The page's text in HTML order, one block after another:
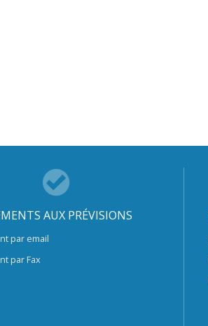
AUX PRÉVISIONS
par email
par Fax